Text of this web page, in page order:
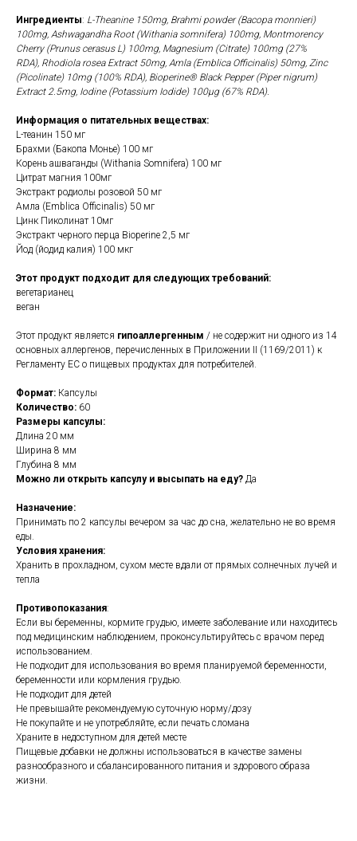
Ингредиенты: L-Theanine 150mg, Brahmi powder (Bacopa monnieri)
100mg, Ashwagandha Root (Withania somnifera) 100mg, Montmorency
Cherry (Prunus cerasus L) 100mg, Magnesium (Citrate) 100mg (27%
RDA), Rhodiola rosea Extract 50mg, Amla (Emblica Officinalis) 50mg, Zinc
(Picolinate) 10mg (100% RDA), Bioperine® Black Pepper (Piper nigrum)
Extract 2.5mg, Iodine (Potassium Iodide) 100μg (67% RDA).
Информация о питательных веществах:
L-теанин 150 мг
Брахми (Бакопа Монье) 100 мг
Корень ашваганды (Withania Somnifera) 100 мг
Цитрат магния 100мг
Экстракт родиолы розовой 50 мг
Амла (Emblica Officinalis) 50 мг
Цинк Пиколинат 10мг
Экстракт черного перца Bioperine 2,5 мг
Йод (йодид калия) 100 мкг
Этот продукт подходит для следующих требований:
вегетарианец
веган
Этот продукт является гипоаллергенным / не содержит ни одного из 14
основных аллергенов, перечисленных в Приложении II (1169/2011) к
Регламенту ЕС о пищевых продуктах для потребителей.
Формат: Капсулы
Количество: 60
Размеры капсулы:
Длина 20 мм
Ширина 8 мм
Глубина 8 мм
Можно ли открыть капсулу и высыпать на еду? Да
Назначение:
Принимать по 2 капсулы вечером за час до сна, желательно не во время
еды.
Условия хранения:
Хранить в прохладном, сухом месте вдали от прямых солнечных лучей и
тепла
Противопоказания:
Если вы беременны, кормите грудью, имеете заболевание или находитесь
под медицинским наблюдением, проконсультируйтесь с врачом перед
использованием.
Не подходит для использования во время планируемой беременности,
беременности или кормления грудью.
Не подходит для детей
Не превышайте рекомендуемую суточную норму/дозу
Не покупайте и не употребляйте, если печать сломана
Храните в недоступном для детей месте
Пищевые добавки не должны использоваться в качестве замены
разнообразного и сбалансированного питания и здорового образа
жизни.